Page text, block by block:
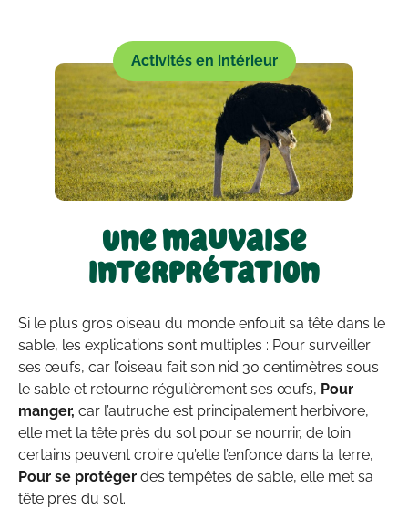
Activités en intérieur
Une mauvaise
interprétation
Si le plus gros oiseau du monde enfouit sa tête dans le
sable, les explications sont multiples : Pour surveiller
ses œufs, car l’oiseau fait son nid 30 centimètres sous
le sable et retourne régulièrement ses œufs, Pour
manger, car l’autruche est principalement herbivore,
elle met la tête près du sol pour se nourrir, de loin
certains peuvent croire qu’elle l’enfonce dans la terre,
Pour se protéger des tempêtes de sable, elle met sa
tête près du sol.